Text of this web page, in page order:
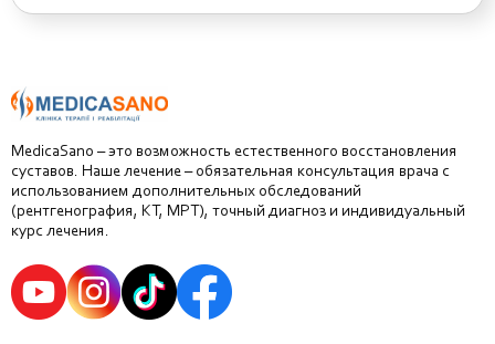
MedicaSano – это возможность естественного восстановления
суставов. Наше лечение – обязательная консультация врача с
использованием дополнительных обследований
(рентгенография, КТ, МРТ), точный диагноз и индивидуальный
курс лечения.